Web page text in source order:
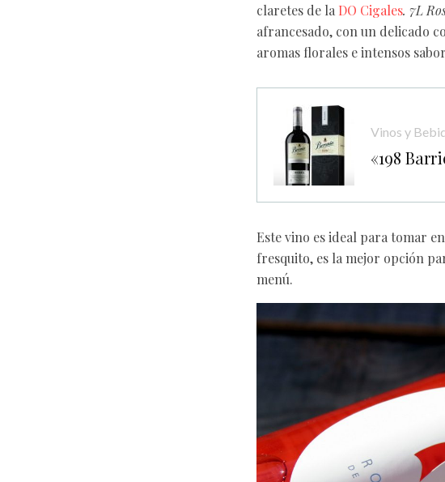
claretes de la DO Cigales. 7L
afrancesado, con un delicado
aromas florales e intensos
Vinos y
«198
Este vino es ideal para tomar
fresquito, es la mejor opción
menú.